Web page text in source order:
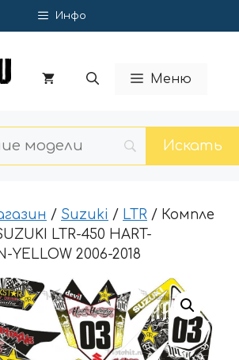
Инфо
Меню
/ Suzuki / LTR / Компле
LTR-450 HART-
YELLOW 2006-2018